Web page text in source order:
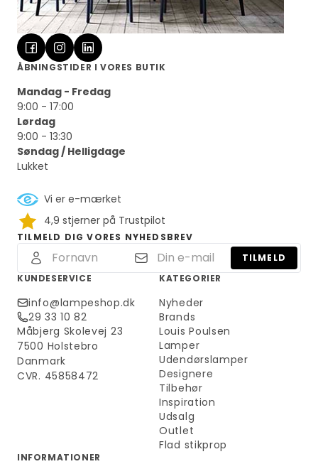
ÅBNINGSTIDER I VORES BUTIK
Mandag - Fredag
9:00 - 17:00
Lørdag
9:00 - 13:30
Søndag / Helligdage
Lukket
Vi er e-mærket
4,9 stjerner på Trustpilot
TILMELD DIG VORES NYHEDSBREV
TILMELD
KUNDESERVICE
info@lampeshop.dk
29 33 10 82
Måbjerg Skolevej 23
7500 Holstebro
Danmark
CVR. 45858472
KATEGORIER
Nyheder
Brands
Louis Poulsen
Lamper
Udendørslamper
Designere
Tilbehør
Inspiration
Udsalg
Outlet
Flad stikprop
INFORMATIONER